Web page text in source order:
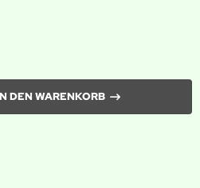
DEN WARENKORB